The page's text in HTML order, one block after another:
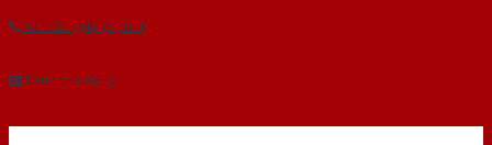
Yêu cầu gọi lại (3 phút)
Dành cho đại lý